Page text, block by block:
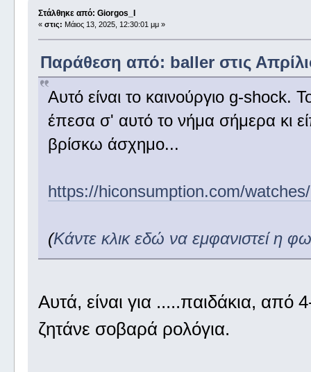
Στάλθηκε από: Giorgos_I
« στις: Μάιος 13, 2025, 12:30:01 μμ »
Παράθεση από: baller στις
Αυτό είναι το καινούργιο g-shock.
έπεσα σ' αυτό το νήμα σήμερα κι
βρίσκω άσχημο...
https://hiconsumption.com/
(Κάντε κλικ εδώ να εμφανιστεί η
Αυτά, είναι για .....παιδάκια, από
ζητάνε σοβαρά ρολόγια.